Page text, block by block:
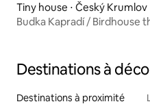
Tiny house ⋅ Český Krumlov
Budka Kapradí / Birdhouse
Destinations à
Destinations à proximité